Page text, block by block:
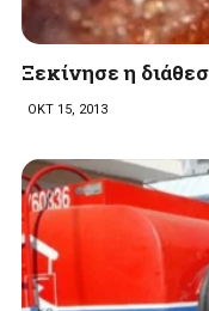
Ξεκίνησε η
ΟΚΤ 15, 2013